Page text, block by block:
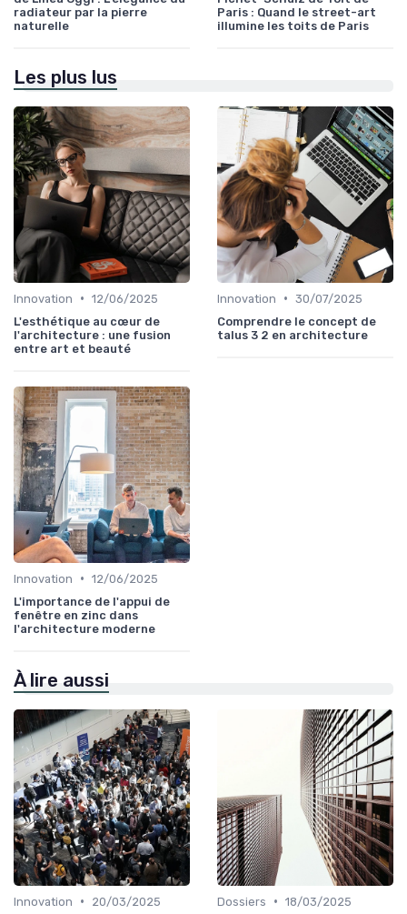
radiateur par la pierre
naturelle
Paris : Quand le street-art
illumine les toits de Paris
Les plus lus
Innovation • 12/06/2025
L'esthétique au cœur de
l'architecture : une fusion
entre art et beauté
Innovation • 30/07/2025
Comprendre le concept de
talus 3 2 en architecture
Innovation • 12/06/2025
L'importance de l'appui de
fenêtre en zinc dans
l'architecture moderne
À lire aussi
Innovation •
20/03/2025
Dossiers • 18/03/2025